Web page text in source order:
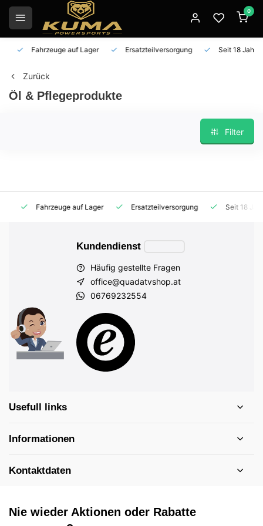
0
Fahrzeuge auf Lager Ersatzteilversorgung Seit 18 Jahren
Zurück
Öl & Pflegeprodukte
Filter
Fahrzeuge auf Lager Ersatzteilversorgung Seit 18
Kundendienst
Häufig gestellte Fragen
office@quadatvshop.at
06769232554
Usefull links
Informationen
Kontaktdaten
Nie wieder Aktionen oder Rabatte